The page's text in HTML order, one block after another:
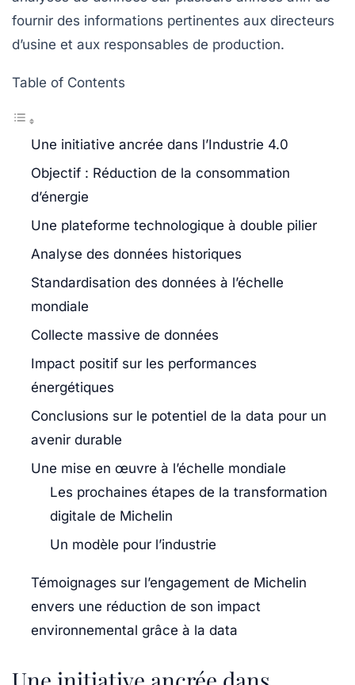
fournir des informations pertinentes aux directeurs
d’usine et aux responsables de production.
Table of Contents
Une initiative ancrée dans l’Industrie 4.0
Objectif : Réduction de la consommation
d’énergie
Une plateforme technologique à double pilier
Analyse des données historiques
Standardisation des données à l’échelle
mondiale
Collecte massive de données
Impact positif sur les performances
énergétiques
Conclusions sur le potentiel de la data pour un
avenir durable
Une mise en œuvre à l’échelle mondiale
Les prochaines étapes de la transformation
digitale de Michelin
Un modèle pour l’industrie
Témoignages sur l’engagement de Michelin
envers une réduction de son impact
environnemental grâce à la data